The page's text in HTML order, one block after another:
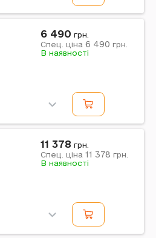
6 490 грн.
Спец. ціна 6 490 грн.
В наявності
11 378 грн.
Спец. ціна 11 378 грн.
В наявності